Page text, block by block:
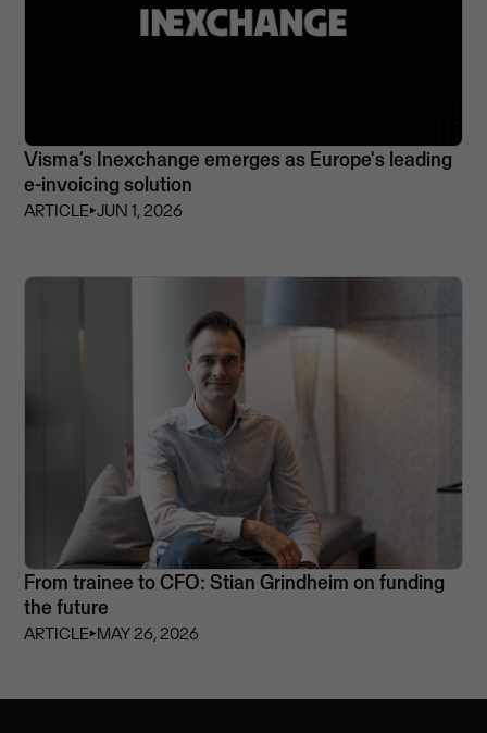
Visma’s Inexchange emerges as Europe's leading
e-invoicing solution
ARTICLE⏵JUN 1, 2026
From trainee to CFO: Stian Grindheim on funding
the future
ARTICLE⏵MAY 26, 2026